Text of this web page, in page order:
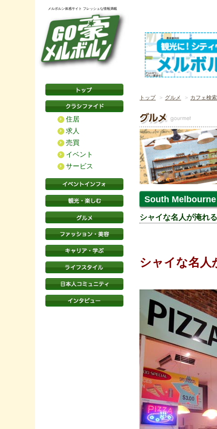
メルボルン体感サイト フレッシュな情報満載
住居
求人
売買
イベント
サービス
トップ グルメ カフェ検索
South
シャイな名人が淹れ
シャイな名人